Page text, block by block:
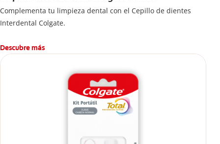
Complementa tu limpieza dental con el Cepillo de dientes
Interdental Colgate.
Descubre más